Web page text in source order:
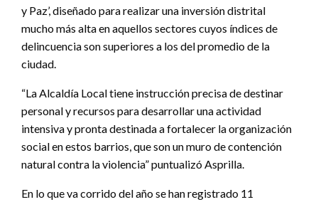
y Paz’, diseñado para realizar una inversión distrital
mucho más alta en aquellos sectores cuyos índices de
delincuencia son superiores a los del promedio de la
ciudad.
“La Alcaldía Local tiene instrucción precisa de destinar
personal y recursos para desarrollar una actividad
intensiva y pronta destinada a fortalecer la organización
social en estos barrios, que son un muro de contención
natural contra la violencia” puntualizó Asprilla.
En lo que va corrido del año se han registrado 11